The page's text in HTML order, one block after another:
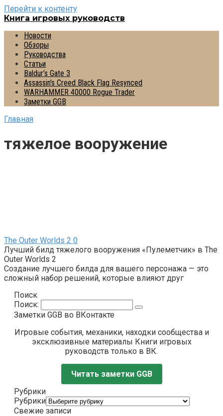
Перейти к контенту
Книга игровых руководств
Новости
Обзоры
Руководства
Статьи
Baldur’s Gate 3
Assassin’s Creed Black Flag Resynced
WARHAMMER 40000 Rogue Trader
Заметки GGB
Главная
тяжелое вооружение
The Outer Worlds 2 0
Лучший билд тяжелого вооружения «Пулеметчик» в The
Outer Worlds 2
Создание лучшего билда для вашего персонажа — это
сложный набор решений, которые влияют друг
Поиск
Поиск:
Заметки GGB во ВКонтакте
Игровые события, механики, находки сообщества и
эксклюзивные материалы Книги игровых
руководств только в ВК.
Читать заметки GGB
Рубрики
Рубрики
Свежие записи